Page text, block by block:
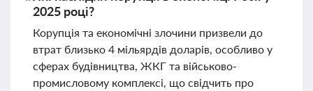
2025 році?
Корупція та економічні злочини призвели до
втрат близько 4 мільярдів доларів, особливо у
сферах будівництва, ЖКГ та військово-
промисловому комплексі, що свідчить про